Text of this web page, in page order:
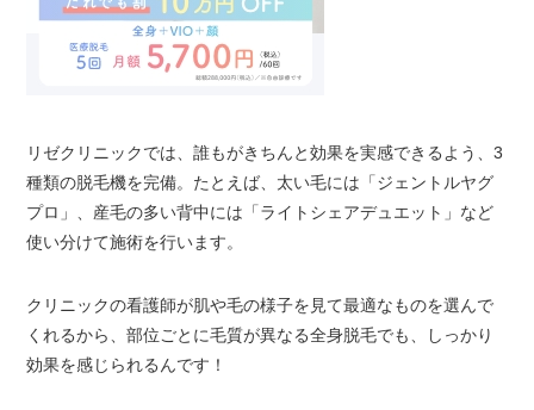
リゼクリニックでは、誰もがきちんと効果を実感できるよう、3
種類の脱毛機を完備。たとえば、太い毛には「ジェントルヤグ
プロ」、産毛の多い背中には「ライトシェアデュエット」など
使い分けて施術を行います。
クリニックの看護師が肌や毛の様子を見て最適なものを選んで
くれるから、部位ごとに毛質が異なる全身脱毛でも、しっかり
効果を感じられるんです！